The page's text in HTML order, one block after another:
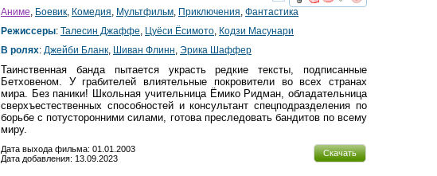
смотретьинтересует
Аниме, Боевик, Комедия, Мультфильм, Приключения, Фантастика
Режиссеры: Талесин Джаффе, Цуёси Ёсимото, Кодзи Масунари
В ролях: Джейби Бланк, Шиван Флинн, Эрика Шаффер
Таинственная банда пытается украсть редкие тексты, подписанные
Бетховеном. У грабителей влиятельные покровители во всех странах
мира. Без паники! Школьная учительница Ёмико Ридман, обладательница
сверхъестественных способностей и консультант спецподразделения по
борьбе с потусторонними силами, готова преследовать бандитов по всему
миру.
Скачать
Дата выхода фильма: 01.01.2003
Дата добавления: 13.09.2023